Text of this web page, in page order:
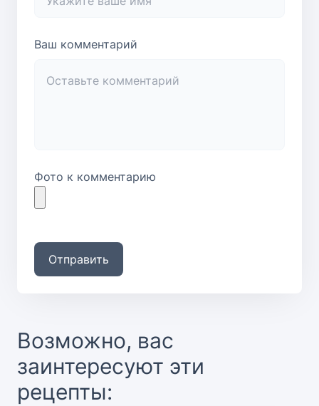
Ваш комментарий
Фото к комментарию
Отправить
Возможно, вас
заинтересуют эти
рецепты: